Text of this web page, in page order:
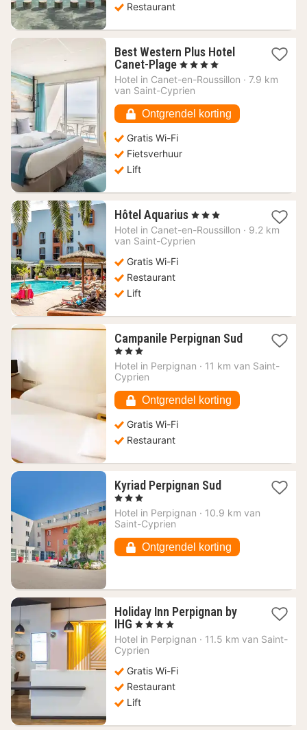
Restaurant
Best Western Plus Hotel
Canet-Plage 1
nacht
vanaf
€
, 4 Sterren
Hotel in Canet-en-Roussillon · 7.9 km
van Saint-Cyprien
Ontgrendel korting
Gratis Wi-Fi
Fietsverhuur
Lift
Hôtel Aquarius 1
nacht
vanaf
, 3 Sterren
Hotel in Canet-en-Roussillon · 9.2 km
van Saint-Cyprien
Gratis Wi-Fi
Restaurant
Lift
Campanile Perpignan Sud1
vanaf
, 3 Sterren
Hotel in Perpignan · 11 km van Saint-
Cyprien
Ontgrendel korting
Gratis Wi-Fi
Restaurant
Kyriad Perpignan Sud1
vanaf
, 3 Sterren
Hotel in Perpignan · 10.9 km van
Saint-Cyprien
Ontgrendel korting
Holiday Inn Perpignan by
IHG 1
nacht
vanaf
€
, 4 Sterren
Hotel in Perpignan · 11.5 km van Saint-
Cyprien
Gratis Wi-Fi
Restaurant
Lift